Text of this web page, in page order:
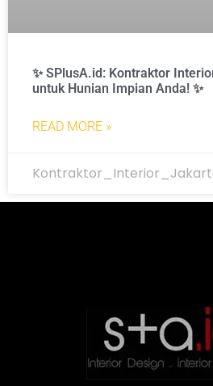
✨ SPlusA.id: Kontraktor
untuk Hunian Impian Anda! ✨
READ MORE »